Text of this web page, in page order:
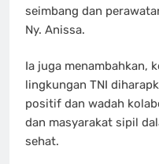
seimbang dan
Ny. Anissa.
Ia juga menambahkan,
lingkungan TNI
positif dan wadah
dan masyarakat sipil
sehat.